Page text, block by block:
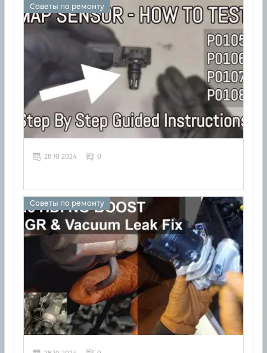
Советы по ремонту
28 10 2024 0
Советы по ремонту